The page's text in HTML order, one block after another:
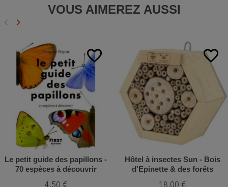
VOUS AIMEREZ AUSSI
Précédent
keyboard_arrow_left Suivant
keyboard_arrow_right
favorite_border
Le petit guide des papillons -
70 espèces à découvrir
favorite_border
Hôtel à insectes Sun - Bois
d'Epinette & des forêts